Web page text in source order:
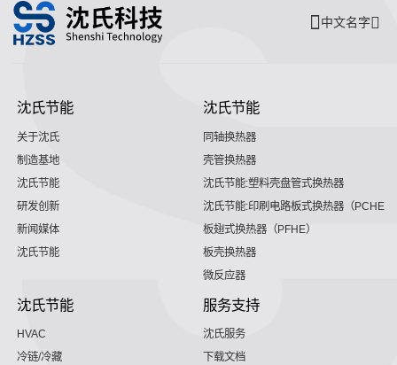
中文名字
沈氏节能
关于沈氏
制造基地
沈氏节能
研发创新
新闻媒体
沈氏节能
沈氏节能
同轴换热器
壳管换热器
沈氏节能:塑料壳盘管式换热器
沈氏节能:印刷电路板式换热器（PCHE）
板翅式换热器（PFHE）
板壳换热器
微反应器
沈氏节能
HVAC
冷链/冷藏
服务支持
沈氏服务
下载文档